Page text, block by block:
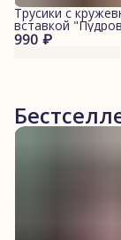
990 ₽
Трусики с
вставкой